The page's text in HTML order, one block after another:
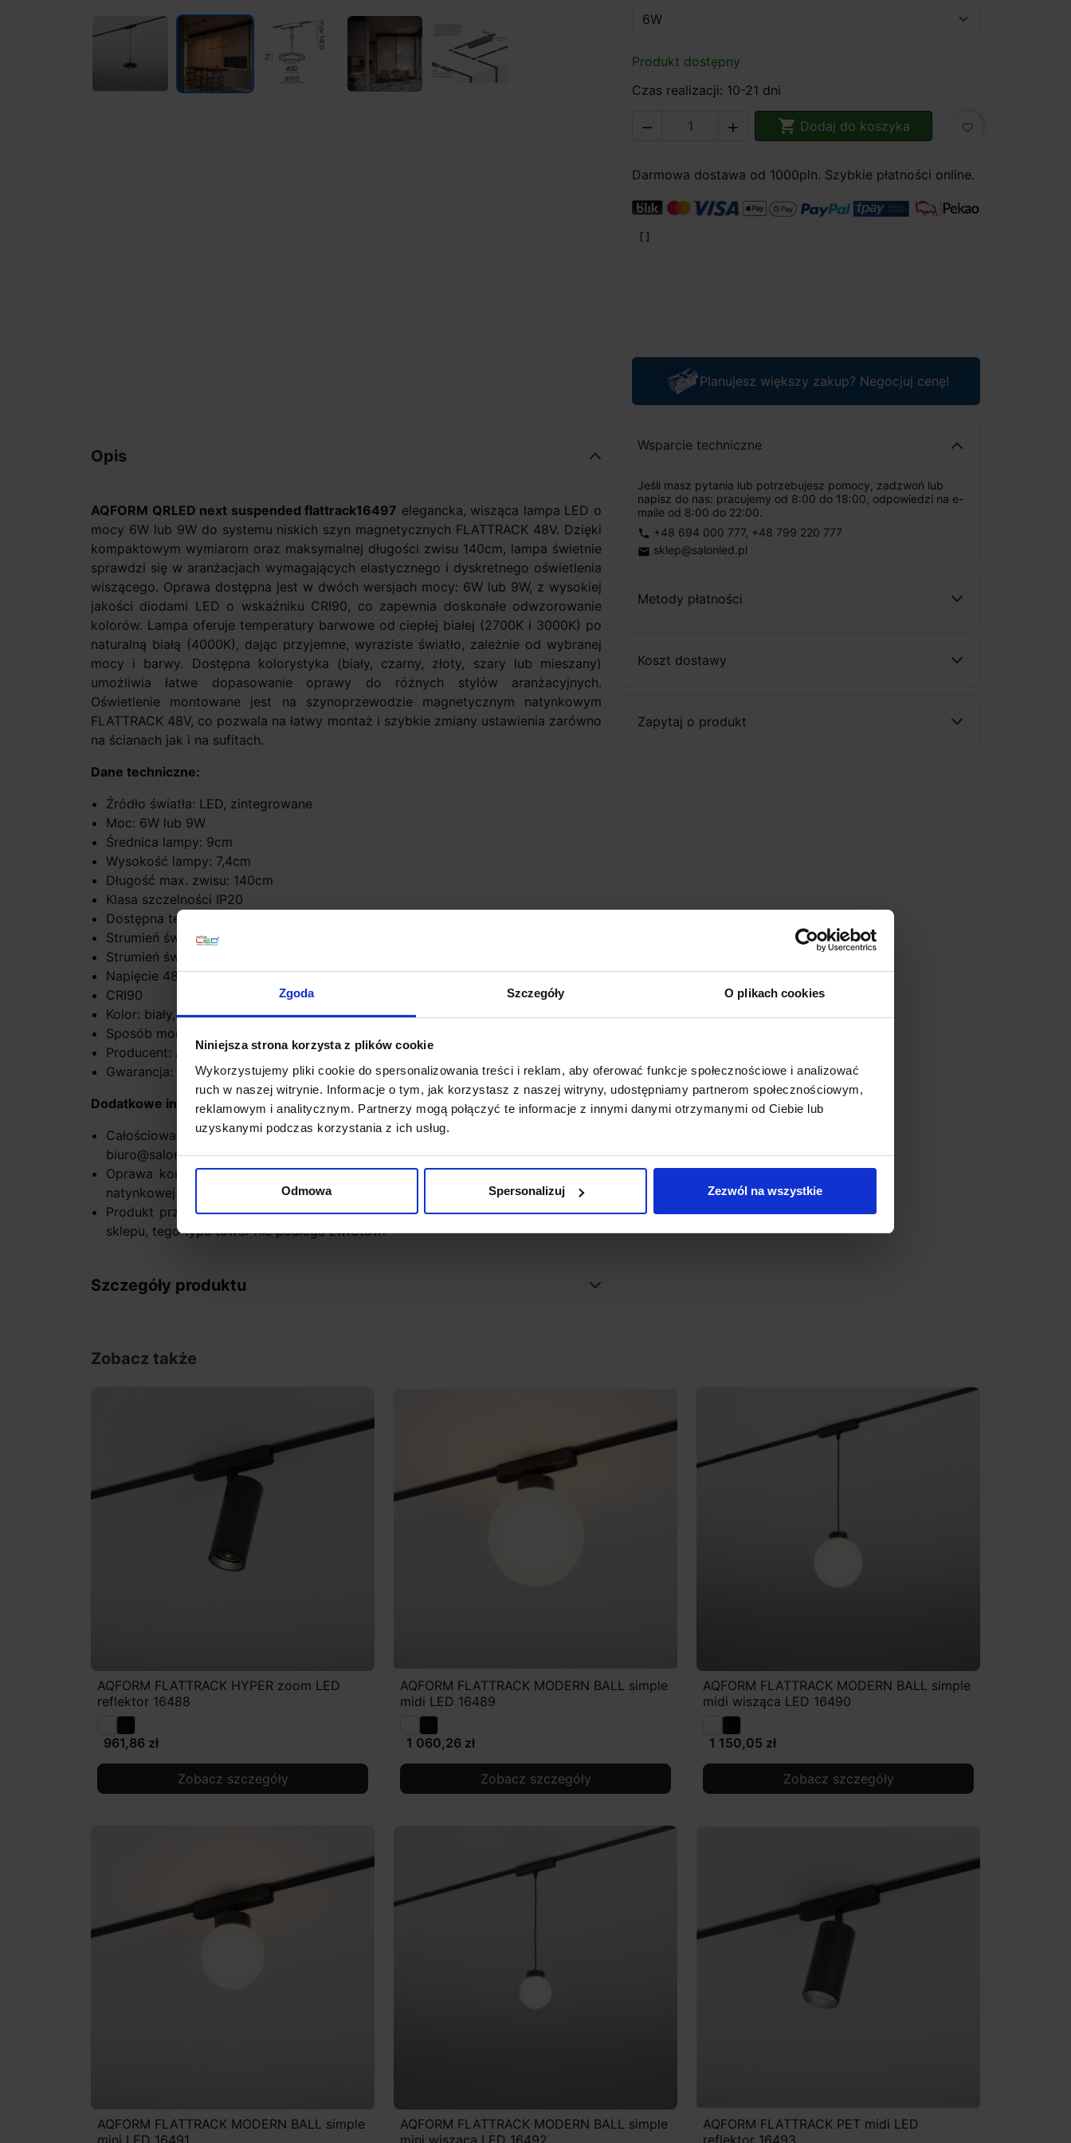
Zgoda Szczegóły O plikach cookies
Niniejsza strona korzysta z plików cookie
Wykorzystujemy pliki cookie do spersonalizowania treści i reklam, aby oferować funkcje społecznościowe i analizować
ruch w naszej witrynie. Informacje o tym, jak korzystasz z naszej witryny, udostępniamy partnerom społecznościowym,
reklamowym i analitycznym. Partnerzy mogą połączyć te informacje z innymi danymi otrzymanymi od Ciebie lub
uzyskanymi podczas korzystania z ich usług.
Odmowa Spersonalizuj Zezwól na wszystkie
Produkt dostępny
Czas realizacji: 10-21 dni
   Dodaj do koszyka favorite_border
Darmowa dostawa od 1000pln. Szybkie płatności online.
Planujesz większy zakup? Negocjuj cenę!
Wsparcie techniczne
Jeśli masz pytania lub potrzebujesz pomocy, zadzwoń lub
napisz do nas: pracujemy od 8:00 do 18:00, odpowiedzi na e-
maile od 8:00 do 22:00.
phone +48 694 000 777, +48 799 220 777
email sklep@salonled.pl
Metody płatności
Koszt dostawy
Zapytaj o produkt
Opis
AQFORM QRLED next suspended flattrack16497 elegancka, wisząca lampa LED o
mocy 6W lub 9W do systemu niskich szyn magnetycznych FLATTRACK 48V. Dzięki
kompaktowym wymiarom oraz maksymalnej długości zwisu 140cm, lampa świetnie
sprawdzi się w aranżacjach wymagających elastycznego i dyskretnego oświetlenia
wiszącego. Oprawa dostępna jest w dwóch wersjach mocy: 6W lub 9W, z wysokiej
jakości diodami LED o wskaźniku CRI90, co zapewnia doskonałe odwzorowanie
kolorów. Lampa oferuje temperatury barwowe od ciepłej białej (2700K i 3000K) po
naturalną białą (4000K), dając przyjemne, wyraziste światło, zależnie od wybranej
mocy i barwy. Dostępna kolorystyka (biały, czarny, złoty, szary lub mieszany)
umożliwia łatwe dopasowanie oprawy do różnych stylów aranżacyjnych.
Oświetlenie montowane jest na szynoprzewodzie magnetycznym natynkowym
FLATTRACK 48V, co pozwala na łatwy montaż i szybkie zmiany ustawienia zarówno
na ścianach jak i na sufitach.
Dane techniczne:
Źródło światła: LED, zintegrowane
Moc: 6W lub 9W
Średnica lampy: 9cm
Wysokość lampy: 7,4cm
Długość max. zwisu: 140cm
Klasa szczelności IP20
Dostępna temperatura barwowa biała ciepła 2700-3000K, biała naturalna 4000K
Strumień światła 6W: 2700K-760lm, 3000K-800lm, 4000K-850lm
Strumień światła 9W: 2700K-1040lm, 3000K-1090lm, 4000K-1160lm
Napięcie 48V
CRI90
Kolor: biały, czarny, złoty, szary, mieszany
Sposób montażu FLATTRACK szynoprzewód magnetyczny
Producent: Aquaform
Gwarancja: 5 lat
Dodatkowe informacje:
Całościowa wycena systemu po przesłaniu zapytania na adres email
biuro@salonled.pl
Oprawa kompatybilna wyłącznie z szynoprzewodem 48V FLATTRACK w wersji
natynkowej
Produkt przygotowywany na indywidualne zamówienie. Zgodnie z regulaminem
sklepu, tego typu towar nie podlega zwrotowi
Szczegóły produktu
Zobacz także
AQFORM FLATTRACK HYPER zoom LED
reflektor 16488
961,86 zł
Zobacz szczegóły
AQFORM FLATTRACK MODERN BALL simple
midi LED 16489
1 060,26 zł
Zobacz szczegóły
AQFORM FLATTRACK MODERN BALL simple
midi wisząca LED 16490
1 150,05 zł
Zobacz szczegóły
AQFORM FLATTRACK MODERN BALL simple
AQFORM FLATTRACK MODERN BALL simple
AQFORM FLATTRACK PET midi LED